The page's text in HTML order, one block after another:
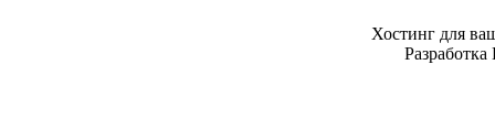
Хостинг для